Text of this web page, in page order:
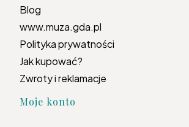
Blog
www.muza.gda.pl
Polityka prywatności
Jak kupować?
Zwroty i reklamacje
Moje konto